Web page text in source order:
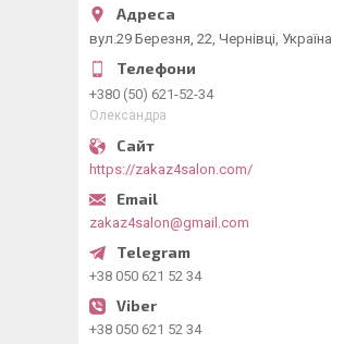
вул.29 Березня, 22, Чернівці, Україна
+380 (50) 621-52-34
Олександра
https://zakaz4salon.com/
zakaz4salon@gmail.com
+38 050 621 52 34
+38 050 621 52 34